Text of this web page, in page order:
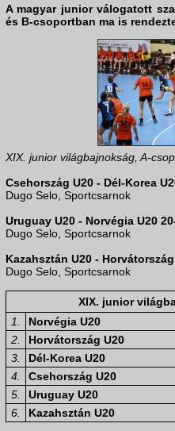
A magyar junior válogatott
és B-csoportban ma is
XIX. junior világbajnokság, A-
Csehország U20 - Dél-Korea
Dugo Selo, Sportcsarnok
Uruguay U20 - Norvégia U20
Dugo Selo, Sportcsarnok
Kazahsztán U20 -
Dugo Selo, Sportcsarnok
XIX. junior
1.
Norvégia U20
2.
Horvátország U20
3.
Dél-Korea U20
4.
Csehország U20
5.
Uruguay U20
6.
Kazahsztán U20